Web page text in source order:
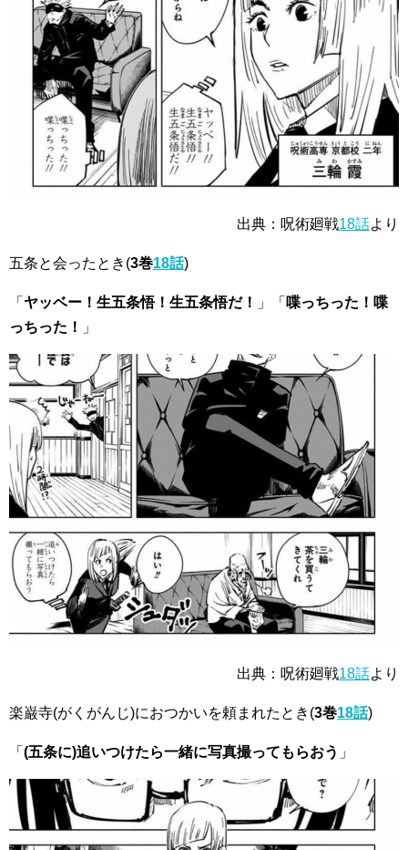
出典：呪術廻戦18話より
五条と会ったとき (3巻18話)
「 ヤッベー！生五条悟！生五条悟だ！ 」「 喋っちった！喋
っちった！
」
出典：呪術廻戦18話より
楽巌寺(がくがんじ)におつかいを頼まれたとき (3巻18話)
「 (五条に)追いつけたら一緒に写真撮ってもらおう 」